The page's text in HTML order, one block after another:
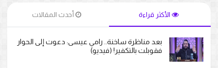
الأكثر قراءة أحدث المقالات
بعد مناظرة ساخنة.. رامي عيسى: دعوت إلى الحوار
فقوبلت بالتكفير! (فيديو)